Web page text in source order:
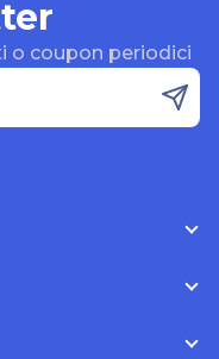
o coupon periodici